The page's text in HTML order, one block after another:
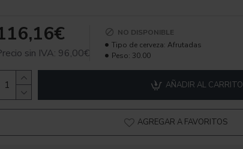
sin IVA: 96,00€
NO DISPONIBLE
Tipo de cerveza: Afrutadas
Peso: 30.00
AÑADIR AL CARRITO
AGREGAR A FAVORITOS